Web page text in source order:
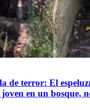
de terror: El
en un bosque,